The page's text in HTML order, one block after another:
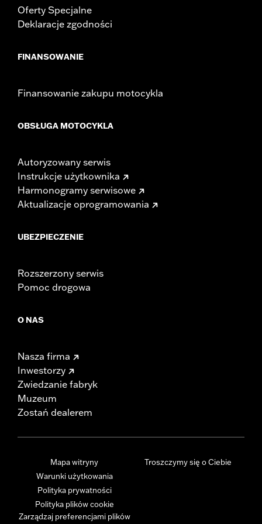
Oferty Specjalne
Deklaracje zgodności
FINANSOWANIE
Finansowanie zakupu motocykla
OBSŁUGA MOTOCYKLA
Autoryzowany serwis
Instrukcje użytkownika
Harmonogramy serwisowe
Aktualizacje oprogramowania
UBEZPIECZENIE
Rozszerzony serwis
Pomoc drogowa
O NAS
Nasza firma
Inwestorzy
Zwiedzanie fabryk
Muzeum
Zostań dealerem
Mapa witryny
Warunki użytkowania
Polityka prywatności
Polityka plików cookie
Zarządzaj preferencjami plików
Troszczymy się o Ciebie